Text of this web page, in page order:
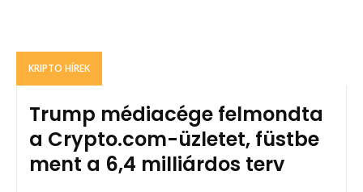
KRIPTO HÍREK
Trump médiacége felmondta
a Crypto.com-üzletet, füstbe
ment a 6,4 milliárdos terv